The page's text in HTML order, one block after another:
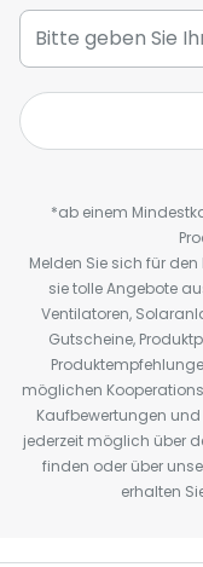
*ab einem
Melden Sie sich für
sie tolle Angebote
Ventilatoren,
Gutscheine,
möglichen
Kaufbewertungen
jederzeit möglich über
finden oder über
erhalten